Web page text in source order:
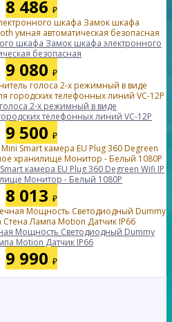
8 486 ₽
шкафа Замок шкафа электронного
безопасная
9 080 ₽
2-х режимный в виде
телефонных линий VC-12P
9 500 ₽
камера EU Plug 360 Degreen Wifi IP
Монитор - Белый 1080P
8 013 ₽
Мощность Светодиодный Dummy
Motion Датчик IP66
9 990 ₽